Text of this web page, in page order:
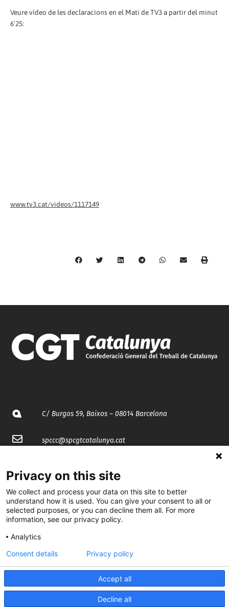
Veure vídeo de les declaracions en el Mati de TV3 a partir del minut
6'25:
www.tv3.cat/videos/1117149
C/ Burgos 59, Baixos – 08014 Barcelona
spccc@spcgtcatalunya.cat
@CGTCatalunya
cgtcatalunya
CGTCatalunya
cgtcatalunya
Desenvolupat per
Privacy on this site
We collect and process your data on this site to better
understand how it is used. You can give your consent to all or
selected purposes, or you can decline them all. For more
information, see our privacy policy.
Analytics
Accept all
Decline all
Consent details Privacy policy